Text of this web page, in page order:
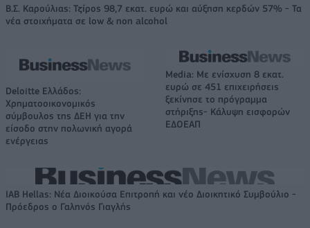
Β.Σ. Καρούλιας: Τζίρος 98,7 εκατ. ευρώ και αύξηση κερδών 57% - Τα
νέα στοιχήματα σε low & non alcohol
Deloitte Ελλάδος:
Χρηματοοικονομικός
σύμβουλος της ΔΕΗ για την
είσοδο στην πολωνική αγορά
ενέργειας
Media: Με ενίσχυση 8 εκατ.
ευρώ σε 451 επιχειρήσεις
ξεκίνησε το πρόγραμμα
στήριξης- Κάλυψη εισφορών
ΕΔΟΕΑΠ
IAB Hellas: Νέα Διοικούσα Επιτροπή και νέο Διοικητικό Συμβούλιο -
Πρόεδρος ο Γαληνός Γιαγλής